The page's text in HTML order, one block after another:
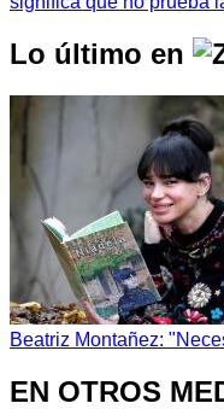
Lo último en
Beatriz Montañez:
EN OTROS